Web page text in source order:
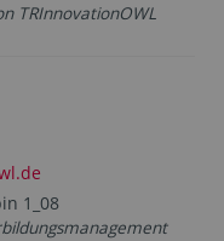
TRInnovationOWL
1_08